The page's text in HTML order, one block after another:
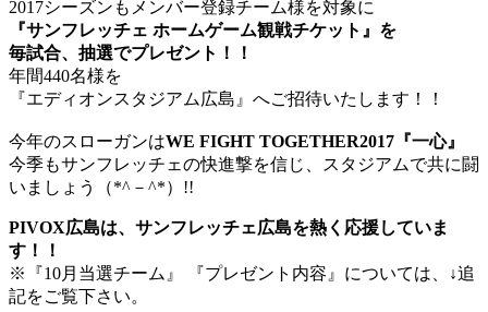
2017シーズンもメンバー登録チーム様を対象に
『サンフレッチェ ホームゲーム観戦チケット』を
毎試合、抽選でプレゼント！！
年間440名様を
『エディオンスタジアム広島』へご招待いたします！！
今年のスローガンはWE FIGHT TOGETHER2017『一心』
今季もサンフレッチェの快進撃を信じ、スタジアムで共に闘
いましょう（*^－^*）!!
PIVOX広島は、サンフレッチェ広島を熱く応援していま
す！！
※『10月当選チーム』 『プレゼント内容』については、↓追
記をご覧下さい。